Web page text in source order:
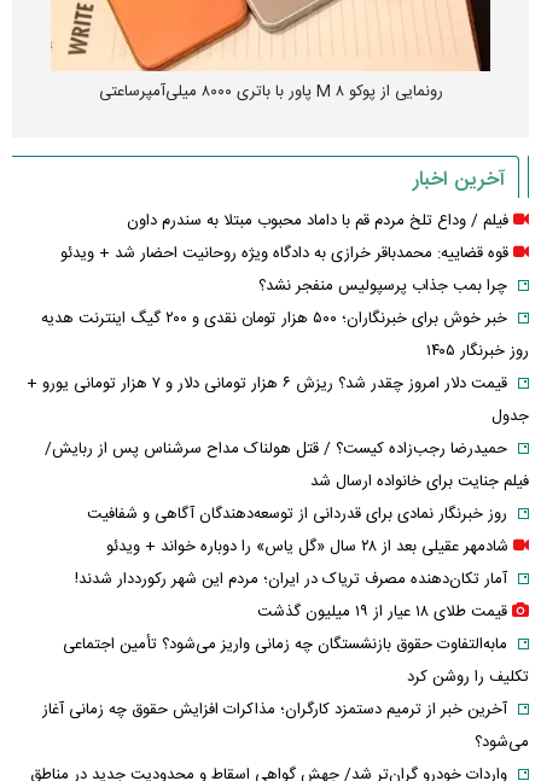
رونمایی از پوکو M ۸ پاور با باتری ۸۰۰۰ میلی‌آمپرساعتی
آخرین اخبار
فیلم / وداع تلخ مردم قم با داماد محبوب مبتلا به سندرم داون
قوه قضاییه: محمدباقر خرازی به دادگاه ویژه روحانیت احضار شد + ویدئو
چرا بمب جذاب پرسپولیس منفجر نشد؟
خبر خوش برای خبرنگاران؛ ۵۰۰ هزار تومان نقدی و ۲۰۰ گیگ اینترنت هدیه
روز خبرنگار ۱۴۰۵
قیمت دلار امروز چقدر شد؟ ریزش ۶ هزار تومانی دلار و ۷ هزار تومانی یورو +
جدول
حمیدرضا رجب‌زاده کیست؟ / قتل هولناک مداح سرشناس پس از ربایش/
فیلم جنایت برای خانواده ارسال شد
روز خبرنگار نمادی برای قدردانی از توسعه‌دهندگان آگاهی و شفافیت
شادمهر عقیلی بعد از ۲۸ سال «گل یاس» را دوباره خواند + ویدئو
آمار تکان‌دهنده مصرف تریاک در ایران؛ مردم این شهر رکورددار شدند!
قیمت طلای ۱۸ عیار از ۱۹ میلیون گذشت
مابه‌التفاوت حقوق بازنشستگان چه زمانی واریز می‌شود؟ تأمین اجتماعی
تکلیف را روشن کرد
آخرین خبر از ترمیم دستمزد کارگران؛ مذاکرات افزایش حقوق چه زمانی آغاز
می‌شود؟
واردات خودرو گران‌تر شد/ جهش گواهی اسقاط و محدودیت جدید در مناطق